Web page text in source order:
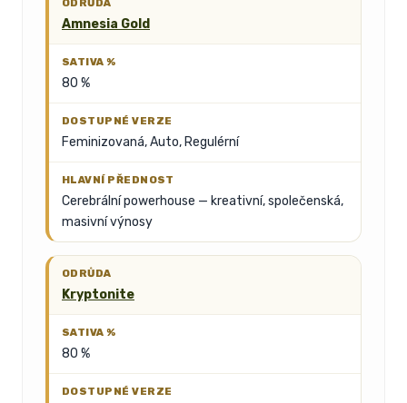
Amnesia Gold
80 %
Feminizovaná, Auto, Regulérní
Cerebrální powerhouse — kreativní, společenská,
masivní výnosy
Kryptonite
80 %